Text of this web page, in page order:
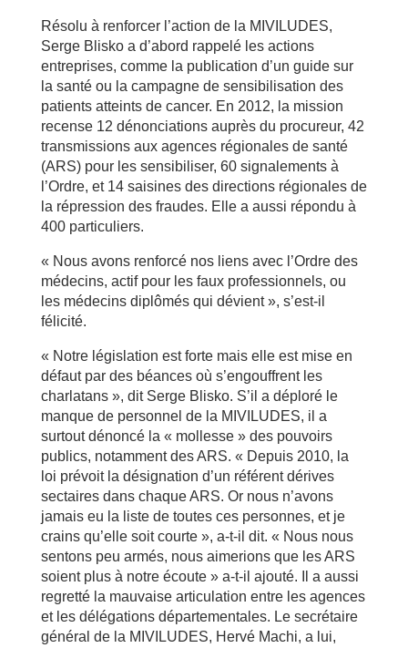
Résolu à renforcer l’action de la MIVILUDES,
Serge Blisko a d’abord rappelé les actions
entreprises, comme la publication d’un guide sur
la santé ou la campagne de sensibilisation des
patients atteints de cancer. En 2012, la mission
recense 12 dénonciations auprès du procureur, 42
transmissions aux agences régionales de santé
(ARS) pour les sensibiliser, 60 signalements à
l’Ordre, et 14 saisines des directions régionales de
la répression des fraudes. Elle a aussi répondu à
400 particuliers.
« Nous avons renforcé nos liens avec l’Ordre des
médecins, actif pour les faux professionnels, ou
les médecins diplômés qui dévient », s’est-il
félicité.
« Notre législation est forte mais elle est mise en
défaut par des béances où s’engouffrent les
charlatans », dit Serge Blisko. S’il a déploré le
manque de personnel de la MIVILUDES, il a
surtout dénoncé la « mollesse » des pouvoirs
publics, notamment des ARS. « Depuis 2010, la
loi prévoit la désignation d’un référent dérives
sectaires dans chaque ARS. Or nous n’avons
jamais eu la liste de toutes ces personnes, et je
crains qu’elle soit courte », a-t-il dit. « Nous nous
sentons peu armés, nous aimerions que les ARS
soient plus à notre écoute » a-t-il ajouté. Il a aussi
regretté la mauvaise articulation entre les agences
et les délégations départementales. Le secrétaire
général de la MIVILUDES, Hervé Machi, a lui,